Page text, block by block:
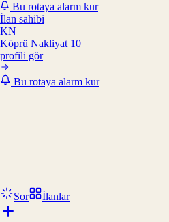
Bu rotaya alarm kur
İlan sahibi
KN
Köprü Nakliyat 10
profili gör
Bu rotaya alarm kur
Sor İlanlar